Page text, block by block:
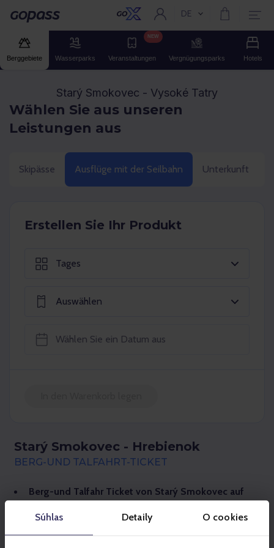
Súhlas Detaily O cookies
Gopass Aktuelle Sprache:
DE
Berggebiete Wasserparks Veranstaltungen
NEW
Vergnügungsparks Hotels
Starý Smokovec - Vysoké Tatry
Wählen Sie aus unseren
Leistungen aus
Skipässe Ausflüge mit der Seilbahn Unterkunft
Erstellen Sie Ihr Produkt
Tages
Auswählen
Starý Smokovec - Hrebienok
BERG-UND TALFAHRT-TICKET
Berg-und Talfahr Ticket von Starý Smokovec auf
Den ausgewählten Tag der Fahrkartengültigkeit kann
man nach dem Kaufen nicht ändern.